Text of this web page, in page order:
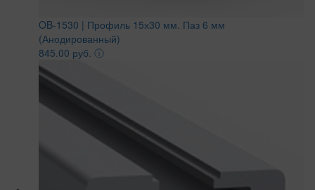
OB-1530 | Профиль 15х30 мм. Паз 6 мм
(Анодированный)
845.00 руб. ⓘ